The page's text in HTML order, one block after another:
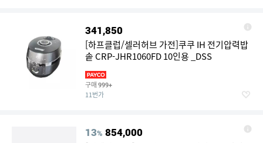
341,850
[하프클럽/셀러허브 가전]쿠쿠 IH 전기압력밥
솥 CRP-JHR1060FD 10인용 _DSS
구매 999+
11번가
13% 854,000